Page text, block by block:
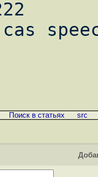
Поиск в статьях src